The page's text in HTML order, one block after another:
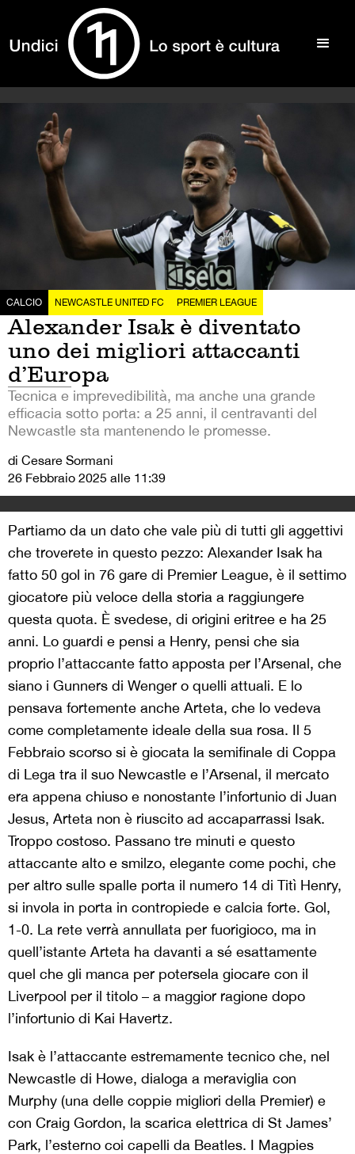
CALCIO NEWCASTLE UNITED FC PREMIER LEAGUE
Alexander Isak è diventato
uno dei migliori attaccanti
d’Europa
Tecnica e imprevedibilità, ma anche una grande
efficacia sotto porta: a 25 anni, il centravanti del
Newcastle sta mantenendo le promesse.
di Cesare Sormani
26 Febbraio 2025 alle 11:39
Partiamo da un dato che vale più di tutti gli aggettivi
che troverete in questo pezzo: Alexander Isak ha
fatto 50 gol in 76 gare di Premier League, è il settimo
giocatore più veloce della storia a raggiungere
questa quota. È svedese, di origini eritree e ha 25
anni. Lo guardi e pensi a Henry, pensi che sia
proprio l’attaccante fatto apposta per l’Arsenal, che
siano i Gunners di Wenger o quelli attuali. E lo
pensava fortemente anche Arteta, che lo vedeva
come completamente ideale della sua rosa. Il 5
Febbraio scorso si è giocata la semifinale di Coppa
di Lega tra il suo Newcastle e l’Arsenal, il mercato
era appena chiuso e nonostante l’infortunio di Juan
Jesus, Arteta non è riuscito ad accaparrassi Isak.
Troppo costoso. Passano tre minuti e questo
attaccante alto e smilzo, elegante come pochi, che
per altro sulle spalle porta il numero 14 di Titì Henry,
si invola in porta in contropiede e calcia forte. Gol,
1-0. La rete verrà annullata per fuorigioco, ma in
quell’istante Arteta ha davanti a sé esattamente
quel che gli manca per potersela giocare con il
Liverpool per il titolo – a maggior ragione dopo
l’infortunio di Kai Havertz.
Isak è l’attaccante estremamente tecnico che, nel
Newcastle di Howe, dialoga a meraviglia con
Murphy (una delle coppie migliori della Premier) e
con Craig Gordon, la scarica elettrica di St James’
Park, l’esterno coi capelli da Beatles. I Magpies